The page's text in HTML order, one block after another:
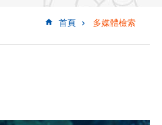
首頁 多媒體檢索